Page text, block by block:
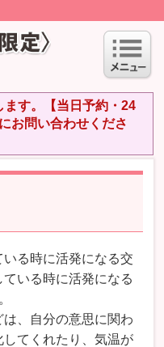
す。【当日予約・24
お問い合わせくださ
る時に活発になる交
いる時に活発になる
、自分の意思に関わ
てくれたり、気温が